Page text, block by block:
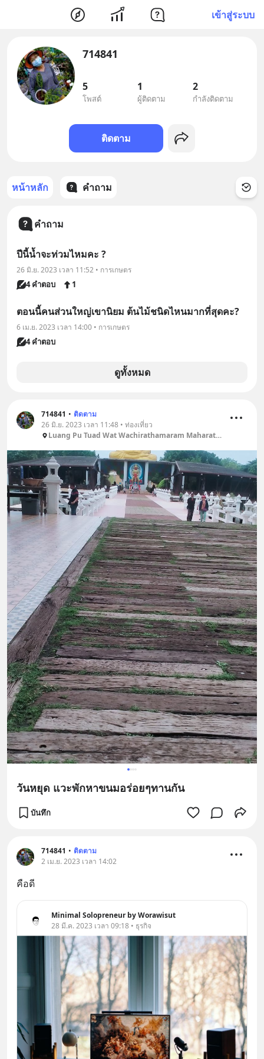
เข้าสู่ระบบ
714841
5
โพสต์
1
ผู้ติดตาม
2
กำลังติดตาม
ติดตาม
หน้าหลัก คำถาม
คำถาม
ปีนี้น้ำจะท่วมไหมคะ ?
26 มิ.ย. 2023 เวลา 11:52 • การเกษตร
4 คำตอบ 1
ตอนนี้คนส่วนใหญ่เขานิยม ต้นไม้ชนิดไหนมากที่สุดคะ?
6 เม.ย. 2023 เวลา 14:00 • การเกษตร
4 คำตอบ
ดูทั้งหมด
714841 • ติดตาม
26 มิ.ย. 2023 เวลา 11:48 • ท่องเที่ยว
Luang Pu Tuad Wat Wachirathamaram Maharat Buddha Park
วันหยุด แวะพักหาขนมอร่อยๆทานกัน
บันทึก
714841 • ติดตาม
2 เม.ย. 2023 เวลา 14:02
คือดี
Minimal Solopreneur by Worawisut
28 มี.ค. 2023 เวลา 09:18 • ธุรกิจ